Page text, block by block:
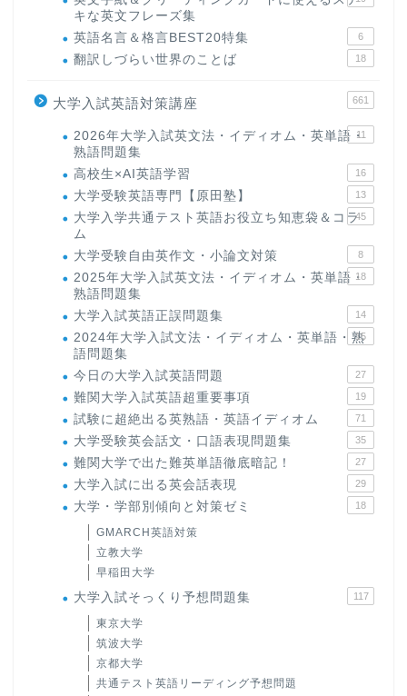
キな英文フレーズ集
英語名言＆格言BEST20特集 6
翻訳しづらい世界のことば 18
大学入試英語対策講座 661
2026年大学入試英文法・イディオム・英単語・
熟語問題集
11
高校生×AI英語学習 16
大学受験英語専門【原田塾】 13
大学入学共通テスト英語お役立ち知恵袋＆コラ
ム
45
大学受験自由英作文・小論文対策 8
2025年大学入試英文法・イディオム・英単語・
熟語問題集
18
大学入試英語正誤問題集 14
2024年大学入試文法・イディオム・英単語・熟
語問題集
15
今日の大学入試英語問題 27
難関大学入試英語超重要事項 19
試験に超絶出る英熟語・英語イディオム 71
大学受験英会話文・口語表現問題集 35
難関大学で出た難英単語徹底暗記！ 27
大学入試に出る英会話表現 29
大学・学部別傾向と対策ゼミ 18
GMARCH英語対策
立教大学
早稲田大学
大学入試そっくり予想問題集 117
東京大学
筑波大学
京都大学
共通テスト英語リーディング予想問題